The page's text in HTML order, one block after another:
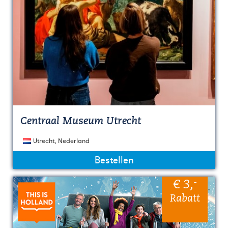
Centraal Museum Utrecht
Utrecht, Nederland
Bestellen
€ 3,-
Rabatt